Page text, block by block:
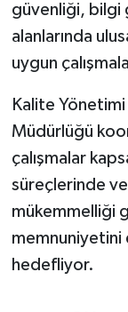
güvenliği, bilgi
alanlarında
uygun
Kalite
Müdürlüğü
çalışmalar
süreçlerinde
mükemmelliği
memnuniyetini
hedefliyor.